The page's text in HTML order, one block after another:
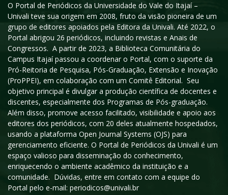
O Portal de Periódicos da Universidade do Vale do Itajaí –
Univali teve sua origem em 2008, fruto da visão pioneira de um
grupo de editores apoiados pela Editora da Univali. Até 2022, o
Portal abrigou 26 periódicos, incluindo revistas e Anais de
Congressos. A partir de 2023, a Biblioteca Comunitária do
Campus Itajaí passou a coordenar o Portal, com o suporte da
Pró-Reitoria de Pesquisa, Pós-Graduação, Extensão e Inovação
(ProPPEI), em colaboração com um Comitê Editorial. Seu
objetivo principal é divulgar a produção científica de docentes e
discentes, especialmente dos Programas de Pós-graduação.
Além disso, promove acesso facilitado, visibilidade e apoio aos
editores dos periódicos, com 20 deles atualmente hospedados,
usando a plataforma Open Journal Systems (OJS) para
gerenciamento eficiente. O Portal de Periódicos da Univali é um
espaço valioso para disseminação do conhecimento,
enriquecendo o ambiente acadêmico da instituição e a
comunidade. Dúvidas, entre em contato com a equipe do
Portal pelo e-mail: periodicos@univali.br